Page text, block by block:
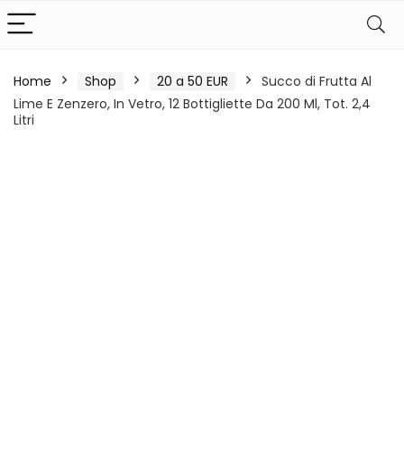
Home Shop 20 a 50 EUR
Succo di Frutta Al
Lime E Zenzero, In Vetro, 12 Bottigliette Da 200 Ml, Tot. 2,4
Litri